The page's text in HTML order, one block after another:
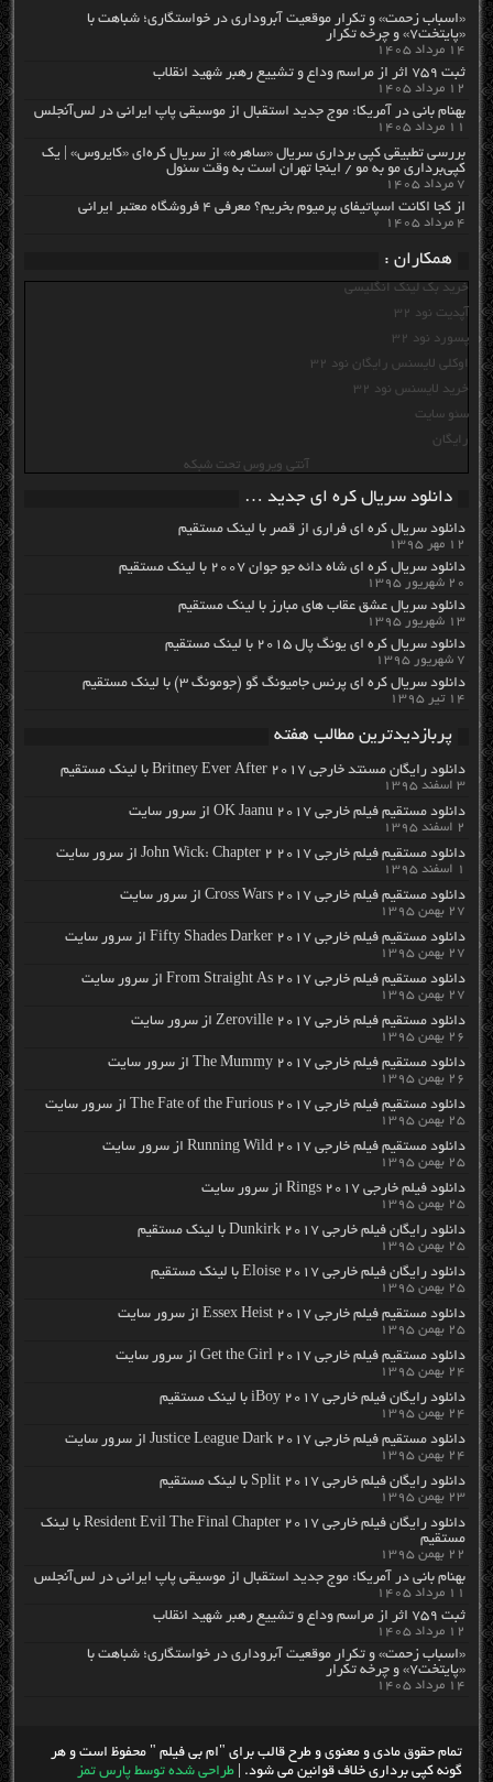
«اسباب زحمت» و تکرار موقعیت آبروداری در خواستگاری؛ شباهت با
«پایتخت۷» و چرخه تکرار
۱۴ مرداد ۱۴۰۵
ثبت ۷۵۹ اثر از مراسم وداع و تشییع رهبر شهید انقلاب
۱۲ مرداد ۱۴۰۵
بهنام بانی در آمریکا: موج جدید استقبال از موسیقی پاپ ایرانی در لس‌آنجلس
۱۱ مرداد ۱۴۰۵
بررسی تطبیقی کپی برداری سریال «ساهره» از سریال کره‌ای «کایروس» | یک
کپی‌برداری مو به مو / اینجا تهران است به وقت سئول
۷ مرداد ۱۴۰۵
از کجا اکانت اسپاتیفای پرمیوم بخریم؟ معرفی ۴ فروشگاه معتبر ایرانی
۴ مرداد ۱۴۰۵
همکاران :
خرید بک لینک انگلیسی
آپدیت نود 32
پسورد نود 32
اوکلی لایسنس رایگان نود 32
خرید لایسنس نود 32
سئو سایت
رایگان
آنتی ویروس تحت شبکه
دانلود سریال کره ای جدید …
دانلود سریال کره ای فراری از قصر با لینک مستقیم
۱۲ مهر ۱۳۹۵
دانلود سریال کره ای شاه دائه جو جوان ۲۰۰۷ با لینک مستقیم
۲۰ شهریور ۱۳۹۵
دانلود سریال عشق عقاب های مبارز با لینک مستقیم
۱۳ شهریور ۱۳۹۵
دانلود سریال کره ای یونگ پال ۲۰۱۵ با لینک مستقیم
۷ شهریور ۱۳۹۵
دانلود سریال کره ای پرنس جامیونگ گو (جومونگ ۳) با لینک مستقیم
۱۴ تیر ۱۳۹۵
پربازدیدترین مطالب هفته
دانلود رایگان مسنتد خارجی Britney Ever After 2017 با لینک مستقیم
۳ اسفند ۱۳۹۵
دانلود مستقیم فیلم خارجی OK Jaanu 2017 از سرور سایت
۲ اسفند ۱۳۹۵
دانلود مستقیم فیلم خارجی John Wick: Chapter 2 2017 از سرور سایت
۱ اسفند ۱۳۹۵
دانلود مستقیم فیلم خارجی Cross Wars 2017 از سرور سایت
۲۷ بهمن ۱۳۹۵
دانلود مستقیم فیلم خارجی Fifty Shades Darker 2017 از سرور سایت
۲۷ بهمن ۱۳۹۵
دانلود مستقیم فیلم خارجی From Straight As 2017 از سرور سایت
۲۷ بهمن ۱۳۹۵
دانلود مستقیم فیلم خارجی Zeroville 2017 از سرور سایت
۲۶ بهمن ۱۳۹۵
دانلود مستقیم فیلم خارجی The Mummy 2017 از سرور سایت
۲۶ بهمن ۱۳۹۵
دانلود مستقیم فیلم خارجی The Fate of the Furious 2017 از سرور سایت
۲۵ بهمن ۱۳۹۵
دانلود مستقیم فیلم خارجی Running Wild 2017 از سرور سایت
۲۵ بهمن ۱۳۹۵
دانلود فیلم خارجی Rings 2017 از سرور سایت
۲۵ بهمن ۱۳۹۵
دانلود رایگان فیلم خارجی Dunkirk 2017 با لینک مستقیم
۲۵ بهمن ۱۳۹۵
دانلود رایگان فیلم خارجی Eloise 2017 با لینک مستقیم
۲۵ بهمن ۱۳۹۵
دانلود مستقیم فیلم خارجی Essex Heist 2017 از سرور سایت
۲۵ بهمن ۱۳۹۵
دانلود مستقیم فیلم خارجی Get the Girl 2017 از سرور سایت
۲۴ بهمن ۱۳۹۵
دانلود رایگان فیلم خارجی iBoy 2017 با لینک مستقیم
۲۴ بهمن ۱۳۹۵
دانلود مستقیم فیلم خارجی Justice League Dark 2017 از سرور سایت
۲۴ بهمن ۱۳۹۵
دانلود رایگان فیلم خارجی Split 2017 با لینک مستقیم
۲۳ بهمن ۱۳۹۵
دانلود رایگان فیلم خارجی Resident Evil The Final Chapter 2017 با لینک
مستقیم
۲۲ بهمن ۱۳۹۵
بهنام بانی در آمریکا: موج جدید استقبال از موسیقی پاپ ایرانی در لس‌آنجلس
۱۱ مرداد ۱۴۰۵
ثبت ۷۵۹ اثر از مراسم وداع و تشییع رهبر شهید انقلاب
۱۲ مرداد ۱۴۰۵
«اسباب زحمت» و تکرار موقعیت آبروداری در خواستگاری؛ شباهت با
«پایتخت۷» و چرخه تکرار
۱۴ مرداد ۱۴۰۵
تمام حقوق مادی و معنوی و طرح قالب برای "ام بی فیلم " محفوظ است و هر
گونه کپی برداری خلاف قوانین می شود. |طراحی شده توسط پارس تمز